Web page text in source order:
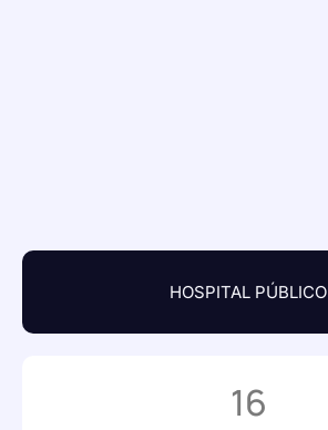
HOSPITAL PÚBLICO
16